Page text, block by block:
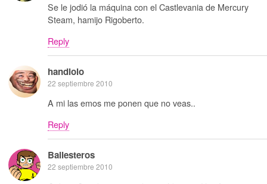
Se le jodió la máquina con el Castlevania de Mercury
Steam, hamijo Rigoberto.
Reply
handlolo
22 septiembre 2010
A mi las emos me ponen que no veas..
Reply
Ballesteros
22 septiembre 2010